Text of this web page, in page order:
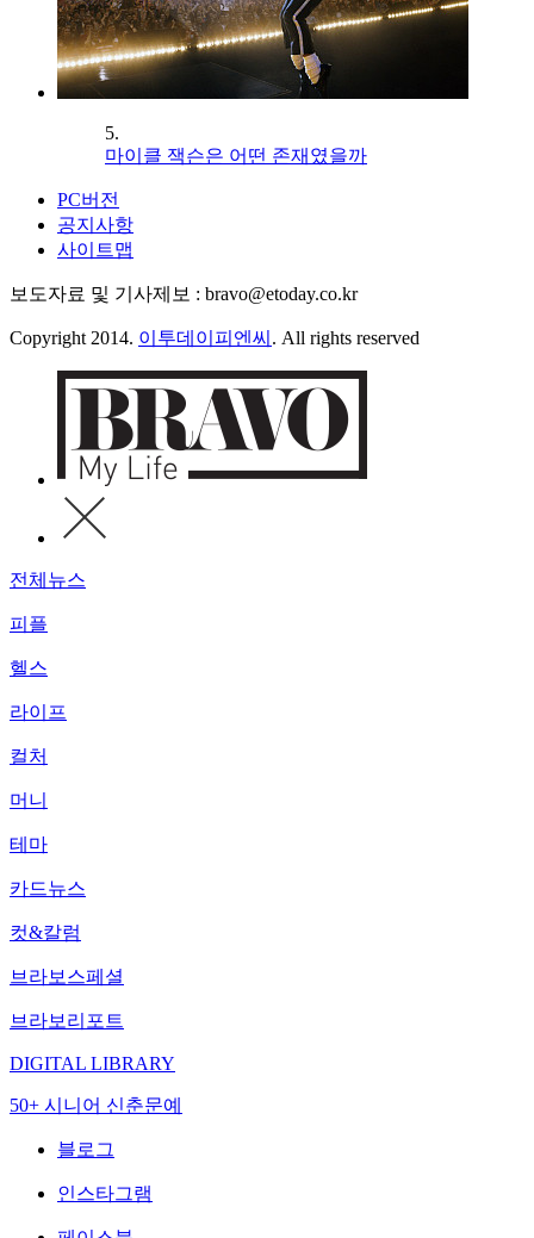
5.
마이클 잭슨은 어떤 존재였을까
PC버전
공지사항
사이트맵
보도자료 및 기사제보 : bravo@etoday.co.kr
Copyright 2014. 이투데이피엔씨 . All rights reserved
전체뉴스
피플
헬스
라이프
컬처
머니
테마
카드뉴스
컷&칼럼
브라보스페셜
브라보리포트
DIGITAL LIBRARY
50+ 시니어 신춘문예
블로그
인스타그램